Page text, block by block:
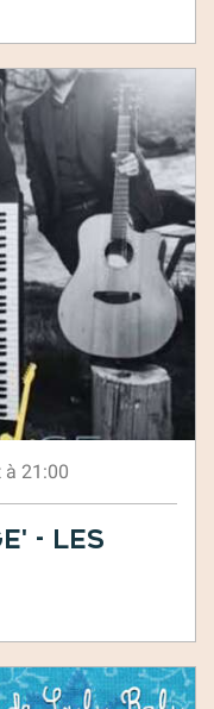
à 21:00
- Les